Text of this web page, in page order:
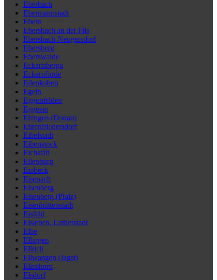
Eberbach
Ebermannstadt
Ebern
Ebersbach an der Fils
Ebersbach-Neugersdorf
Ebersberg
Eberswalde
Eckartsberga
Eckernförde
Edenkoben
Egeln
Eggenfelden
Eggesin
Ehingen (Donau)
Ehrenfriedersdorf
Eibelstadt
Eibenstock
Eichstätt
Eilenburg
Einbeck
Eisenach
Eisenberg
Eisenberg (Pfalz)
Eisenhüttenstadt
Eisfeld
Eisleben, Lutherstadt
Elbe
Ellingen
Ellrich
Ellwangen (Jagst)
Elmshorn
Elsdorf